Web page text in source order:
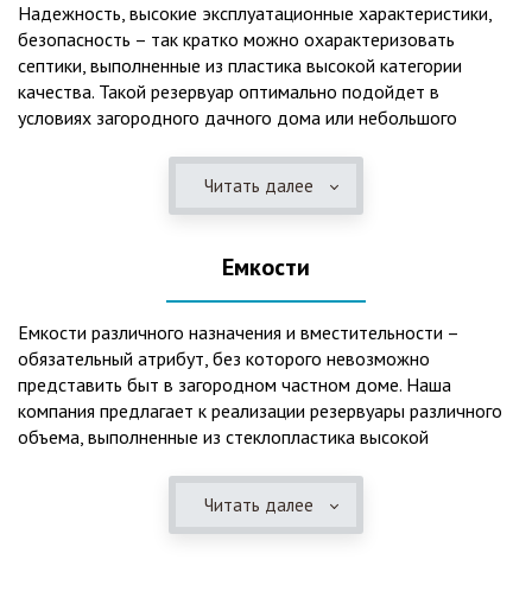
Надежность, высокие эксплуатационные характеристики,
безопасность – так кратко можно охарактеризовать
септики, выполненные из пластика высокой категории
качества. Такой резервуар оптимально подойдет в
условиях загородного дачного дома или небольшого
механическая и биологическая очистка канализационных
Главная причина популярности пластиковых и
также отнести:
безупречное качество изготовления;
стойкость к высокому давлению грунта (даже в
ненаполненном состоянии);
полная герметичность, что гарантирует отсутствие
Читать далее
Емкости
Емкости различного назначения и вместительности –
обязательный атрибут, без которого невозможно
представить быт в загородном частном доме. Наша
компания предлагает к реализации резервуары различного
объема, выполненные из стеклопластика высокой
одна из основных сфер их практического использования –
это организация центров очистки, обустройство
Читать далее